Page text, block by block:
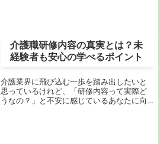
介護職研修内容の真実とは？未
経験者も安心の学べるポイント
介護業界に飛び込む一歩を踏み出したいと
思っているけれど、「研修内容って実際ど
うなの？」と不安に感じているあなたに向